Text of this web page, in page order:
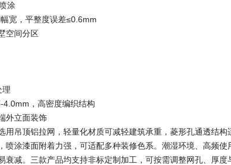
涂
宽，平整度误差≤0.6mm
空间分区
理
，高密度编织结构
外立面装饰
用吊顶铝拉网，轻量化材质可减轻建筑承重，菱形孔通透结
喷涂漆面附着力强，可适配多种装修色系。潮湿环境、高频
衰减。三款产品均支持非标定制加工，可按需调整网孔、厚